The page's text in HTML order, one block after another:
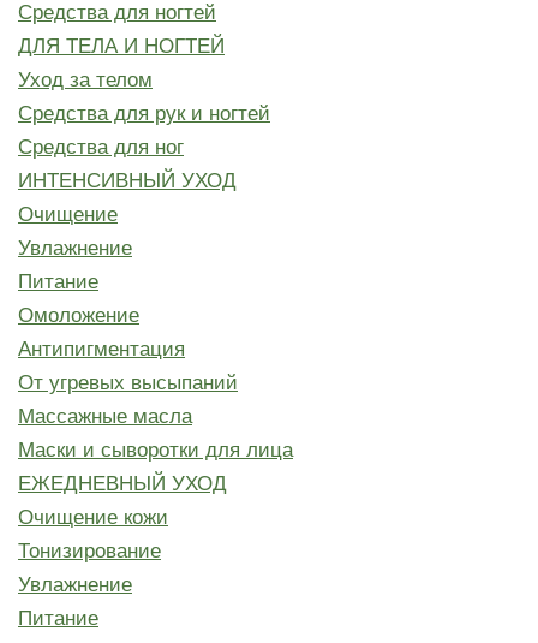
Средства для ногтей
ДЛЯ ТЕЛА И НОГТЕЙ
Уход за телом
Средства для рук и ногтей
Средства для ног
ИНТЕНСИВНЫЙ УХОД
Очищение
Увлажнение
Питание
Омоложение
Антипигментация
От угревых высыпаний
Массажные масла
Маски и сыворотки для лица
ЕЖЕДНЕВНЫЙ УХОД
Очищение кожи
Тонизирование
Увлажнение
Питание